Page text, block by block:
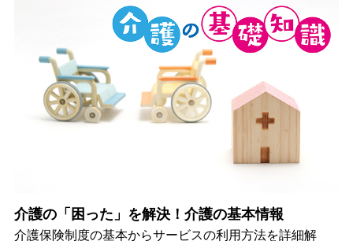
介護の「困った」を解決！介護の基本情報
介護保険制度の基本からサービスの利用方法を詳細解